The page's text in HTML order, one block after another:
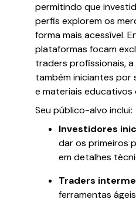
permitindo que
perfis explorem os
forma mais acessível.
plataformas focam
traders profissionais,
também iniciantes por
e materiais educativos
Seu público-alvo inclui:
Investidores
dar os primeiros
em detalhes
Traders
ferramentas